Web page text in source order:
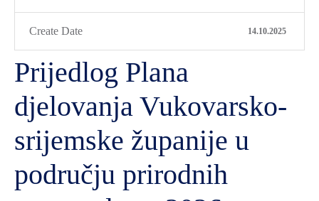
Create Date 14.10.2025
Prijedlog Plana
djelovanja Vukovarsko-
srijemske županije u
području prirodnih